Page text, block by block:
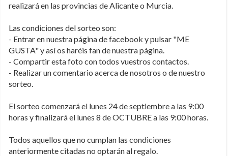
realizará en las provincias de Alicante o Murcia.
Las condiciones del sorteo son:
- Entrar en nuestra página de facebook y pulsar "ME
GUSTA" y así os haréis fan de nuestra página.
- Compartir esta foto con todos vuestros contactos.
- Realizar un comentario acerca de nosotros o de nuestro
sorteo.
El sorteo comenzará el lunes 24 de septiembre a las 9:00
horas y finalizará el lunes 8 de OCTUBRE a las 9:00 horas.
Todos aquellos que no cumplan las condiciones
anteriormente citadas no optarán al regalo.